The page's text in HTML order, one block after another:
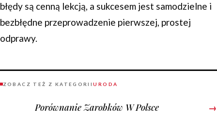
błędy są cenną lekcją, a sukcesem jest samodzielne i
bezbłędne przeprowadzenie pierwszej, prostej
odprawy.
ZOBACZ TEŻ Z KATEGORIIURODA
Porównanie Zarobków W Polsce →